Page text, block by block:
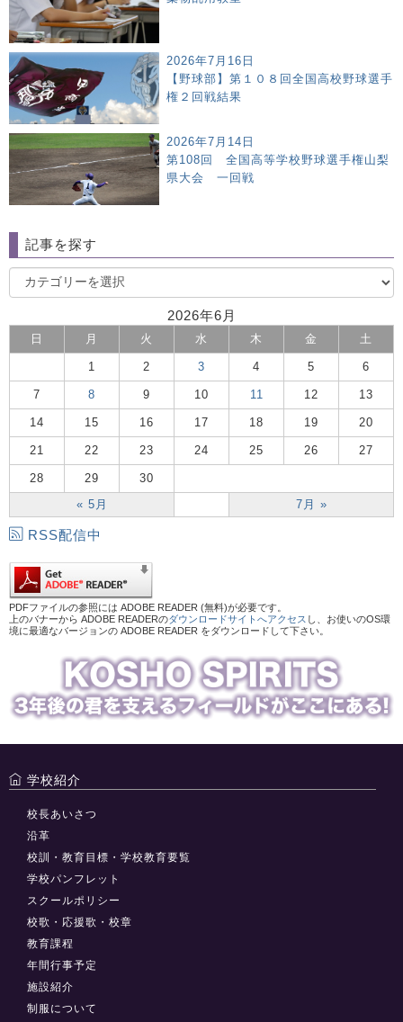
2026年7月16日
【野球部】第１０８回全国高校野球選手
権２回戦結果
2026年7月14日
第108回 全国高等学校野球選手権山梨
県大会 一回戦
記事を探す
2026年6月
日 月 火 水 木 金 土
« 5月 7月 »
1 2 3 4 5 6
7 8 9 10 11 12 13
14 15 16 17 18 19 20
21 22 23 24 25 26 27
28 29 30
RSS配信中
PDFファイルの参照には ADOBE READER (無料)が必要です。
上のバナーから ADOBE READERのダウンロードサイトへアクセス し、お使いのOS環
境に最適なバージョンの ADOBE READER をダウンロードして下さい。
学校紹介
校長あいさつ
沿革
校訓・教育目標・学校教育要覧
学校パンフレット
スクールポリシー
校歌・応援歌・校章
教育課程
年間行事予定
施設紹介
制服について